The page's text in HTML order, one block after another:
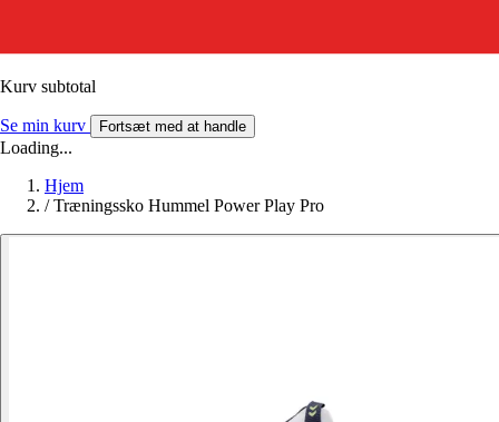
Kurv subtotal
Se min kurv Fortsæt med at handle
Loading...
Hjem
/ Træningssko Hummel Power Play Pro